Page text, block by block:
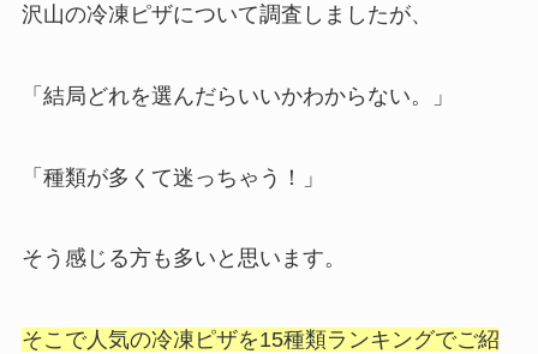
沢山の冷凍ピザについて調査しましたが、
「結局どれを選んだらいいかわからない。」
「種類が多くて迷っちゃう！」
そう感じる方も多いと思います。
そこで人気の冷凍ピザを15種類ランキングでご紹